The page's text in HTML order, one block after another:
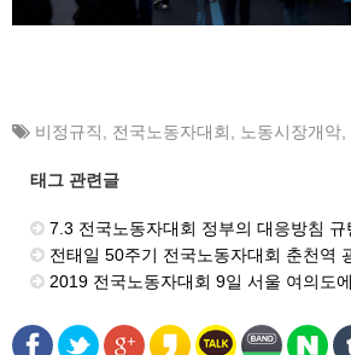
비정규직 전국노동자대회 노동시장개악
태그 관련글
7.3 전국노동자대회 정부의 대응방침 규탄 민주노총 입장발표 기자회견 - 양경
전태일 50주기 전국노동자대회 춘천역 광장
2019 전국노동자대회 9일 서울 여의도에서 열려… 10만